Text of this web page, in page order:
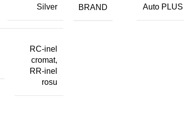
Silver
RC-inel
cromat,
RR-inel
rosu
BRAND Auto PLUS